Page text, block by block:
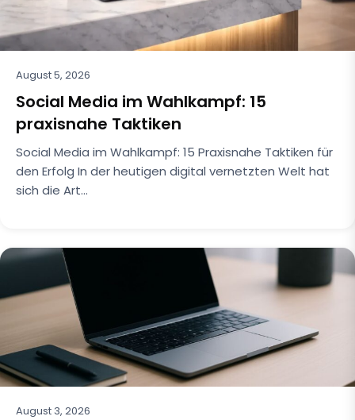
August 5, 2026
Social Media im Wahlkampf: 15
praxisnahe Taktiken
Social Media im Wahlkampf: 15 Praxisnahe Taktiken für
den Erfolg In der heutigen digital vernetzten Welt hat
sich die Art…
August 3, 2026